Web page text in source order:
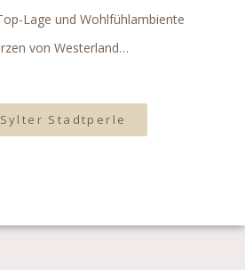
Lage und Wohlfühlambiente
von Westerland…
Stadtperle